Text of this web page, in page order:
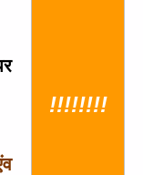
!!!!!!!!